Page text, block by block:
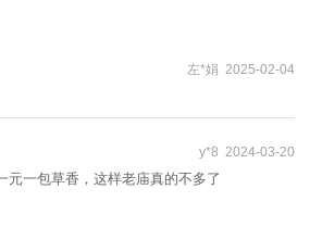
左*娟 2025-02-04
y*8 2024-03-20
一包草香，这样老庙真的不多了